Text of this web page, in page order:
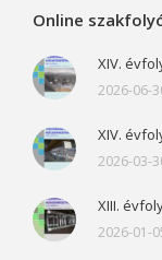
Online
XIV.
2026-06-
XIV.
2026-03-
XIII.
2026-01-